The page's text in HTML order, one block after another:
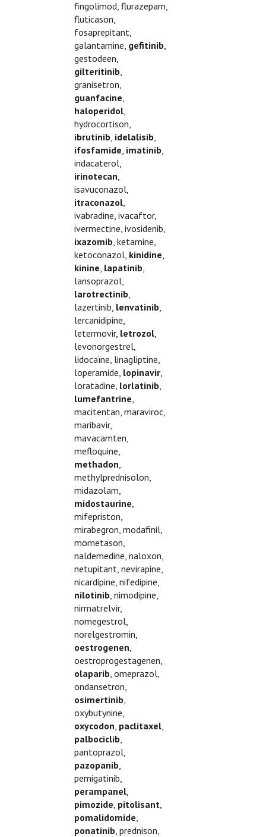
fingolimod, flurazepam,
fluticason,
fosaprepitant,
galantamine, gefitinib,
gestodeen,
gilteritinib,
granisetron,
guanfacine,
haloperidol,
hydrocortison,
ibrutinib, idelalisib,
ifosfamide, imatinib,
indacaterol,
irinotecan,
isavuconazol,
itraconazol,
ivabradine, ivacaftor,
ivermectine, ivosidenib,
ixazomib, ketamine,
ketoconazol, kinidine,
kinine, lapatinib,
lansoprazol,
larotrectinib,
lazertinib, lenvatinib,
lercanidipine,
letermovir, letrozol,
levonorgestrel,
lidocaïne, linagliptine,
loperamide, lopinavir,
loratadine, lorlatinib,
lumefantrine,
macitentan, maraviroc,
maribavir,
mavacamten,
mefloquine,
methadon,
methylprednisolon,
midazolam,
midostaurine,
mifepriston,
mirabegron, modafinil,
mometason,
naldemedine, naloxon,
netupitant, nevirapine,
nicardipine, nifedipine,
nilotinib, nimodipine,
nirmatrelvir,
nomegestrol,
norelgestromin,
oestrogenen,
oestroprogestagenen,
olaparib, omeprazol,
ondansetron,
osimertinib,
oxybutynine,
oxycodon, paclitaxel,
palbociclib,
pantoprazol,
pazopanib,
pemigatinib,
perampanel,
pimozide, pitolisant,
pomalidomide,
ponatinib, prednison,